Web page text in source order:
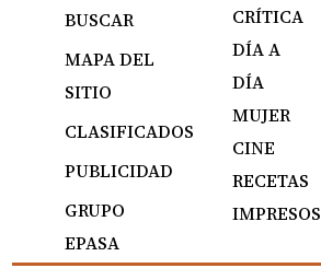
BUSCAR
MAPA DEL
SITIO
CLASIFICADOS
PUBLICIDAD
GRUPO
EPASA
CRÍTICA
DÍA A
DÍA
MUJER
CINE
RECETAS
IMPRESOS